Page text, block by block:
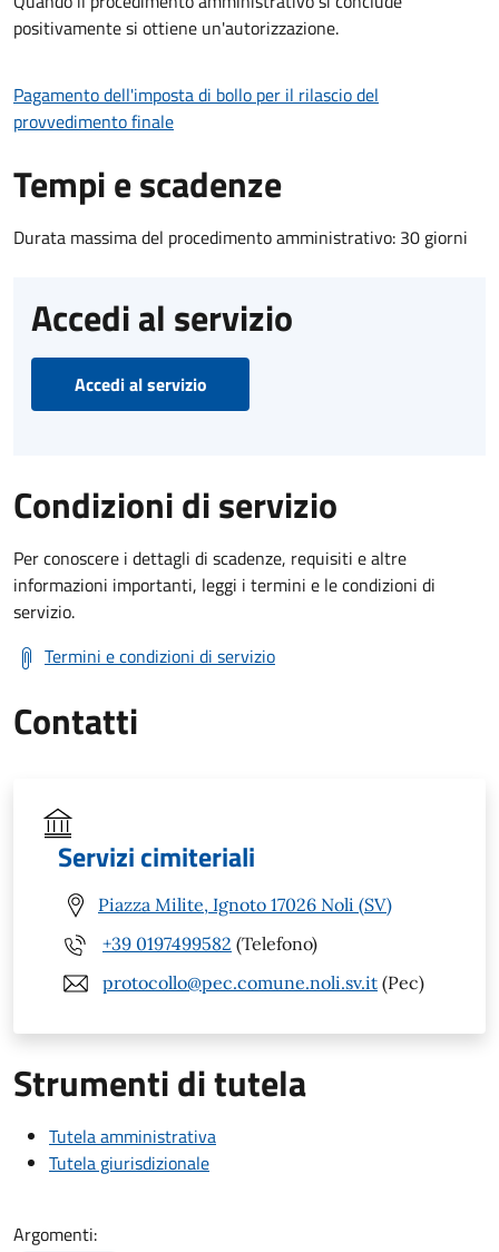
positivamente si ottiene un'autorizzazione.
Pagamento dell'imposta di bollo per il rilascio del
provvedimento finale
Tempi e scadenze
Durata massima del procedimento amministrativo: 30 giorni
Accedi al servizio
Accedi al servizio
Condizioni di servizio
Per conoscere i dettagli di scadenze, requisiti e altre
informazioni importanti, leggi i termini e le condizioni di
servizio.
Termini e condizioni di servizio
Contatti
Servizi cimiteriali
Piazza Milite, Ignoto 17026 Noli (SV)
+39 0197499582 (Telefono)
protocollo@pec.comune.noli.sv.it (Pec)
Strumenti di tutela
Tutela amministrativa
Tutela giurisdizionale
Argomenti: